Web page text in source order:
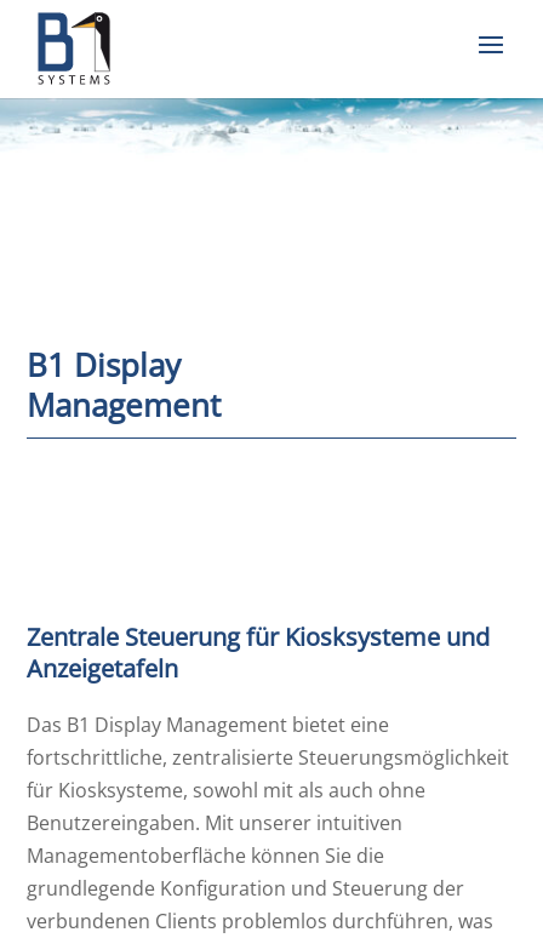
B1 Display
Management
Zentrale Steuerung für Kiosksysteme und
Anzeigetafeln
Das B1 Display Management bietet eine
fortschrittliche, zentralisierte Steuerungsmöglichkeit
für Kiosksysteme, sowohl mit als auch ohne
Benutzereingaben. Mit unserer intuitiven
Managementoberfläche können Sie die
grundlegende Konfiguration und Steuerung der
verbundenen Clients problemlos durchführen, was